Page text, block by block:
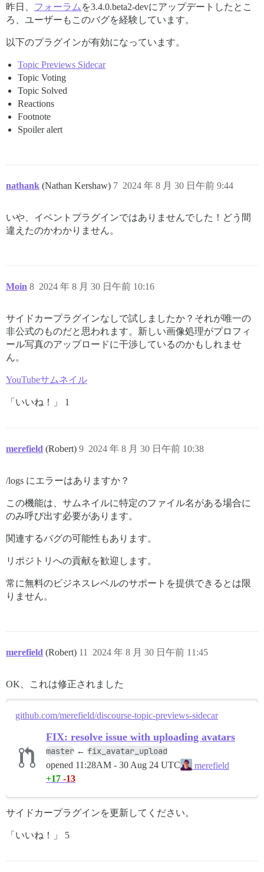
昨日、 フォーラム を3.4.0.beta2-devにアップデートしたとこ
ろ、ユーザーもこのバグを経験しています。
以下のプラグインが有効になっています。
Topic Previews Sidecar
Topic Voting
Topic Solved
Reactions
Footnote
Spoiler alert
nathank (Nathan Kershaw) 2024 年 8 月 30 日午前 9:44
7
いや、イベントプラグインではありませんでした！どう間
違えたのかわかりません。
Moin 2024 年 8 月 30 日午前 10:16
8
サイドカープラグインなしで試しましたか？それが唯一の
非公式のものだと思われます。新しい画像処理がプロフィ
ール写真のアップロードに干渉しているのかもしれませ
ん。
YouTubeサムネイル
「いいね！」 1
merefield (Robert) 2024 年 8 月 30 日午前 10:38
9
/logs にエラーはありますか？
この機能は、サムネイルに特定のファイル名がある場合に
のみ呼び出す必要があります。
関連するバグの可能性もあります。
リポジトリへの貢献を歓迎します。
常に無料のビジネスレベルのサポートを提供できるとは限
りません。
merefield (Robert) 2024 年 8 月 30 日午前 11:45
11
OK、これは修正されました
github.com/merefield/discourse-topic-previews-sidecar
FIX: resolve issue with uploading avatars
master ← fix_avatar_upload
opened 11:28AM - 30 Aug 24 UTC
merefield
+17 -13
サイドカープラグインを更新してください。
「いいね！」 5